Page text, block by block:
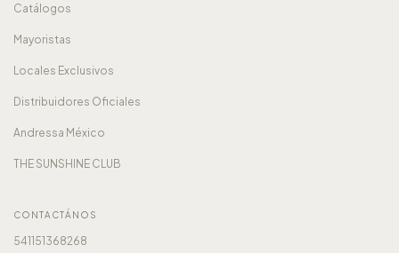
Catálogos
Mayoristas
Locales Exclusivos
Distribuidores Oficiales
Andressa México
THE SUNSHINE CLUB
CONTACTÁNOS
541151368268